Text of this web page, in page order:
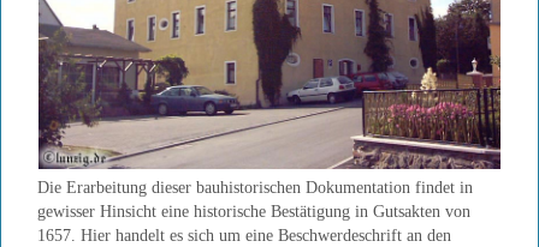
Die Erarbeitung dieser bauhistorischen Dokumentation findet in
gewisser Hinsicht eine historische Bestätigung in Gutsakten von
1657. Hier handelt es sich um eine Beschwerdeschrift an den